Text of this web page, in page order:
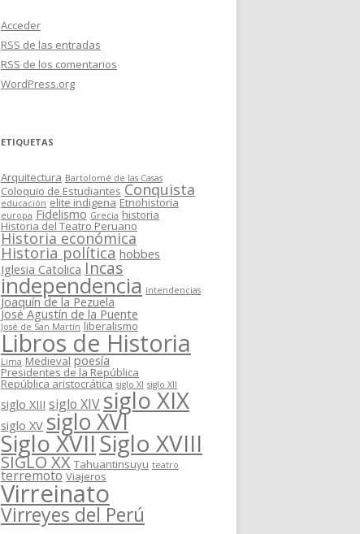
Acceder
RSS de las entradas
RSS de los comentarios
WordPress.org
ETIQUETAS
Arquitectura Bartolomé de las Casas
Coloquio de Estudiantes Conquista
educación elite indigena Etnohistoria
europa Fidelismo Grecia historia
Historia del Teatro Peruano
Historia económica
Historia política hobbes
Iglesia Catolica Incas
independencia intendencias
Joaquín de la Pezuela
José Agustín de la Puente
José de San Martín liberalismo
Libros de Historia
Lima Medieval poesía
Presidentes de la República
República aristocrática siglo XI siglo XII
siglo XIII siglo XIVsiglo XIX
siglo XV siglo XVI
Siglo XVIISiglo XVIII
SIGLO XX Tahuantinsuyu teatro
terremoto Viajeros
Virreinato
Virreyes del Perú